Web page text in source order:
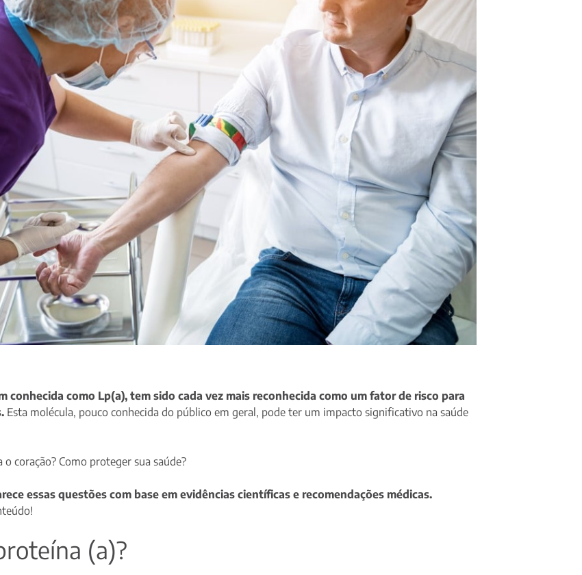
conhecida como Lp(a), tem sido cada vez mais reconhecida como um fator de risco para
Esta molécula, pouco conhecida do público em geral, pode ter um impacto significativo na saúde
o coração? Como proteger sua saúde?
essas questões com base em evidências científicas e recomendações médicas.
(a)?